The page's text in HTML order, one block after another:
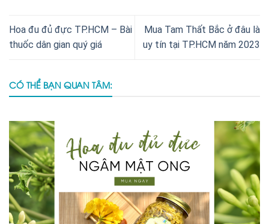
Hoa đu đủ đực TP.HCM – Bài
thuốc dân gian quý giá
Mua Tam Thất Bắc ở đâu là
uy tín tại TP.HCM năm 2023
CÓ THỂ BẠN QUAN TÂM: